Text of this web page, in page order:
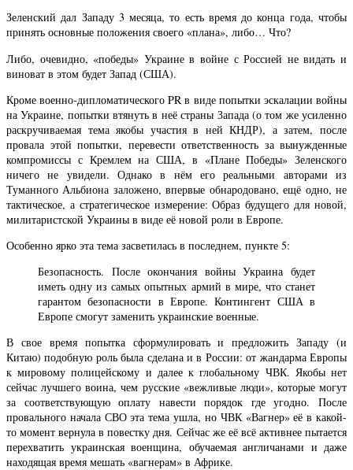
Зеленский дал Западу 3 месяца, то есть время до конца года, чтобы
принять основные положения своего «плана», либо… Что?
Либо, очевидно, «победы» Украине в войне с Россией не видать и
виноват в этом будет Запад (США).
Кроме военно-дипломатического PR в виде попытки эскалации войны
на Украине, попытки втянуть в неё страны Запада (о том же усиленно
раскручиваемая тема якобы участия в ней КНДР), а затем, после
провала этой попытки, перевести ответственность за вынужденные
компромиссы с Кремлем на США, в «Плане Победы» Зеленского
ничего не увидели. Однако в нём его реальными авторами из
Туманного Альбиона заложено, впервые обнародовано, ещё одно, не
тактическое, а стратегическое измерение: Образ будущего для новой,
милитаристской Украины в виде её новой роли в Европе.
Особенно ярко эта тема засветилась в последнем, пункте 5:
Безопасность. После окончания войны Украина будет
иметь одну из самых опытных армий в мире, что станет
гарантом безопасности в Европе. Контингент США в
Европе смогут заменить украинские военные.
В свое время попытка сформулировать и предложить Западу (и
Китаю) подобную роль была сделана и в России: от жандарма Европы
к мировому полицейскому и далее к глобальному ЧВК. Якобы нет
сейчас лучшего воина, чем русские «вежливые люди», которые могут
за соответствующую оплату навести порядок где угодно. После
провального начала СВО эта тема ушла, но ЧВК «Вагнер» её в какой-
то момент вернула в повестку дня. Сейчас же её всё активнее пытается
перехватить украинская военщина, обучаемая англичанами и даже
находящая время мешать «вагнерам» в Африке.